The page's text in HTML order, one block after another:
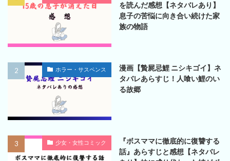
を読んだ感想【ネタバレあり】
息子の苦悩に向き合い続けた家
族の物語
ホラー・サスペンス
漫画【贄屍忌鯉 ニシキゴイ】ネ
タバレあらすじ！人喰い鯉のい
る故郷
少女・女性コミック
『ボスママに徹底的に復讐する
話』あらすじと感想【ネタバレ